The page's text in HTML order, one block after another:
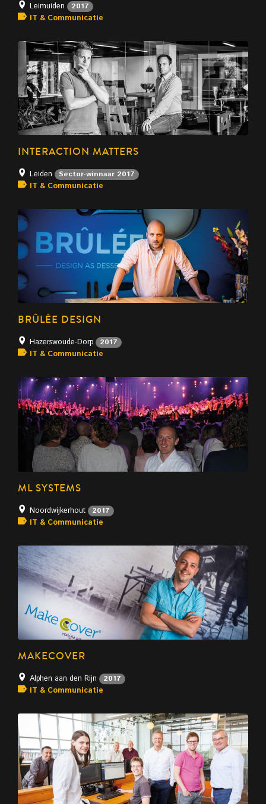
Leimuiden 2017
IT & Communicatie
INTERACTION MATTERS
Leiden Sector-winnaar 2017
IT & Communicatie
BRÛLÉE DESIGN
Hazerswoude-Dorp 2017
IT & Communicatie
ML SYSTEMS
Noordwijkerhout 2017
IT & Communicatie
MAKECOVER
Alphen aan den Rijn 2017
IT & Communicatie